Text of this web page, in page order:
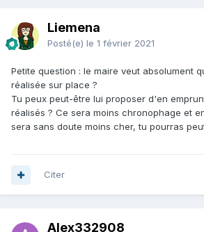
Liemena
Posté(e) le 1 février 2021
Petite question : le maire veut absolument
réalisée sur place ?
Tu peux peut-être lui proposer d'en
réalisés ? Ce sera moins chronophage et
sera sans doute moins cher, tu pourras
Citer
Alex332908